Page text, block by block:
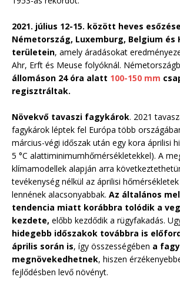
2021. július 12-15. között heves
Németország, Luxemburg, Belgium és
területein, amely áradásokat
Ahr, Erft és Meuse folyóknál.
állomáson 24 óra alatt 100-150 mm
regisztráltak.
Növekvő tavaszi fagykárok. 2021
fagykárok léptek fel Európa több
március-végi időszak után egy kora áprilisi
5 °C alattiminimumhőmérsékletekkel). A
klímamodellek alapján arra
tevékenység nélkül az áprilisi hőmérsékletek
lennének alacsonyabbak. Az általános
tendencia miatt korábbra tolódik a
kezdete, előbb kezdődik a rügyfakadás.
hidegebb időszakok továbbra is
április során is, így összességében a
megnövekedhetnek, hiszen
fejlődésben levő növényt.